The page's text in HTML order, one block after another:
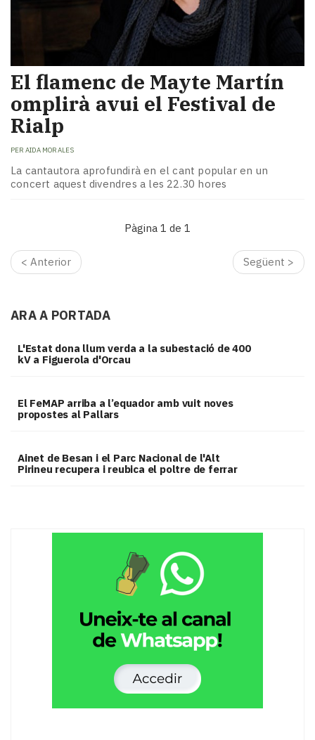
El flamenc de Mayte Martín
omplirà avui el Festival de
Rialp
PER AIDA MORALES
La cantautora aprofundirà en el cant popular en un
concert aquest divendres a les 22.30 hores
Pàgina 1 de 1
< Anterior Següent >
ARA A PORTADA
L'Estat dona llum verda a la subestació de 400
kV a Figuerola d'Orcau
El FeMAP arriba a l’equador amb vuit noves
propostes al Pallars
Ainet de Besan i el Parc Nacional de l'Alt
Pirineu recupera i reubica el poltre de ferrar